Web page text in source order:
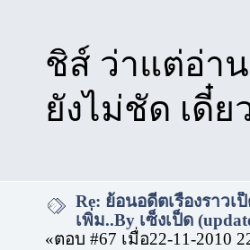
ชิส์ ว่าแต่อ่า
ยังไม่ชัด เดี๋
Re: ย้อนอดีตเรื่องราวเ
เพิ่ม..By เซ็งเป็ด
«ตอบ #67 เมื่อ22-11-2010